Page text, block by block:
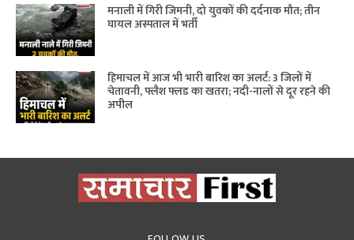
मनाली में गिरी जिमनी, दो युवकों की दर्दनाक मौत; तीन
घायल अस्पताल में भर्ती
हिमाचल में आज भी भारी बारिश का अलर्ट: 3 जिलों में
चेतावनी, फ्लैश फ्लड का खतरा; नदी-नालों से दूर रहने की
अपील